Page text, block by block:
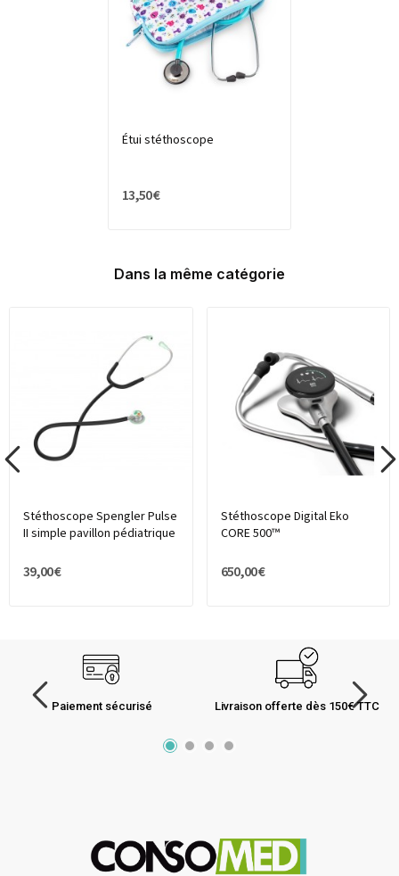
Étui stéthoscope
13,50 €
Dans la même catégorie
Stéthoscope Spengler Pulse
II simple pavillon pédiatrique
39,00 €
Stéthoscope Digital Eko
CORE 500™
650,00 €
Paiement sécurisé Livraison offerte dès 150€ TTC